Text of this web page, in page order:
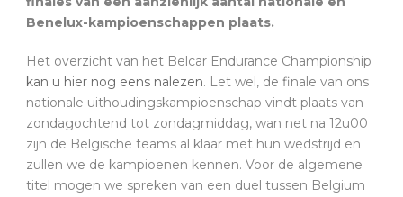
Benelux-kampioenschappen plaats.
Het overzicht van het Belcar Endurance Championship
kan u hier nog eens nalezen. Let wel, de finale van ons
nationale uithoudingskampioenschap vindt plaats van
zondagochtend tot zondagmiddag, wan net na 12u00
zijn de Belgische teams al klaar met hun wedstrijd en
zullen we de kampioenen kennen. Voor de algemene
titel mogen we spreken van een duel tussen Belgium